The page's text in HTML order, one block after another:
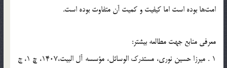
امت‌ها بوده است اما كيفيت و كميت آن متفاوت بوده است.
معرفي منابع جهت مطالعه بيشتر:
1 . ميرزا حسين نوري، مستدرك الوسائل، مؤسسه آل البيت،1407، چ 1، ج